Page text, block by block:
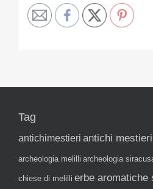
Tag
antichimestieri antichi mestieri
archeologia melilli archeologia
chiese di melilli erbe aromatiche